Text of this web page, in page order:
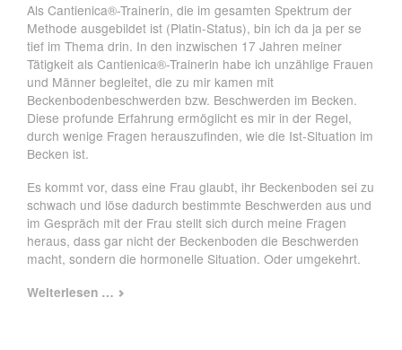
Als Cantienica®-Trainerin, die im gesamten Spektrum der
Methode ausgebildet ist (Platin-Status), bin ich da ja per se
tief im Thema drin. In den inzwischen 17 Jahren meiner
Tätigkeit als Cantienica®-Trainerin habe ich unzählige Frauen
und Männer begleitet, die zu mir kamen mit
Beckenbodenbeschwerden bzw. Beschwerden im Becken.
Diese profunde Erfahrung ermöglicht es mir in der Regel,
durch wenige Fragen herauszufinden, wie die Ist-Situation im
Becken ist.
Es kommt vor, dass eine Frau glaubt, ihr Beckenboden sei zu
schwach und löse dadurch bestimmte Beschwerden aus und
im Gespräch mit der Frau stellt sich durch meine Fragen
heraus, dass gar nicht der Beckenboden die Beschwerden
macht, sondern die hormonelle Situation. Oder umgekehrt.
Weiterlesen … Veränderung